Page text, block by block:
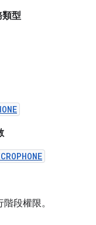
類型
階段權限。